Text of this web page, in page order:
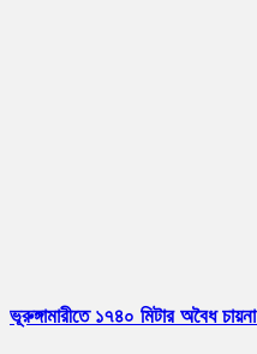
ভূরুঙ্গামারীতে ১৭৪০ মিটার অবৈধ